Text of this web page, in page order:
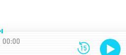
00:00